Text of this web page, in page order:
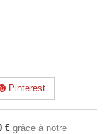
Pinterest
€ grâce à notre